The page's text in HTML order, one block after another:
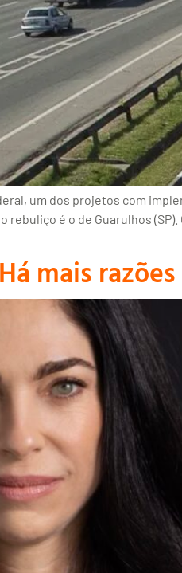
um dos projetos com
rebuliço é o de Guarulhos
mais